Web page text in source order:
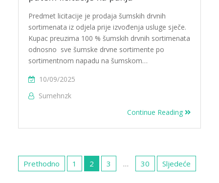
Predmet licitacije je prodaja šumskih drvnih
sortimenata iz odjela prije izvođenja usluge sječe.
Kupac preuzima 100 % šumskih drvnih sortimenata
odnosno sve šumske drvne sortimente po
sortimentnom napadu na šumskom…
10/09/2025
Sumehnzk
Continue Reading
Navigacija
objava
Prethodno 1 2 3 … 30 Sljedeće